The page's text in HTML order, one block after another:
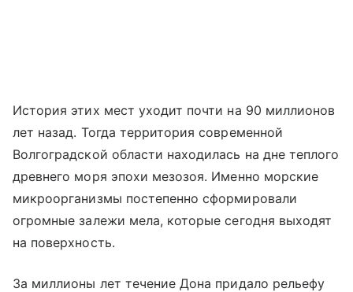
История этих мест уходит почти на 90 миллионов
лет назад. Тогда территория современной
Волгоградской области находилась на дне теплого
древнего моря эпохи мезозоя. Именно морские
микроорганизмы постепенно сформировали
огромные залежи мела, которые сегодня выходят
на поверхность.
За миллионы лет течение Дона придало рельефу